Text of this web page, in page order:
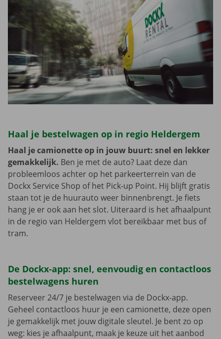
Haal je bestelwagen op in regio Heldergem
Haal je camionette op in jouw buurt: snel en lekker
gemakkelijk. Ben je met de auto? Laat deze dan
probleemloos achter op het parkeerterrein van de
Dockx Service Shop of het Pick-up Point. Hij blijft gratis
staan tot je de huurauto weer binnenbrengt. Je fiets
hang je er ook aan het slot. Uiteraard is het afhaalpunt
in de regio van Heldergem vlot bereikbaar met bus of
tram.
De Dockx-app: snel, eenvoudig en contactloos
bestelwagens huren
Reserveer 24/7 je bestelwagen via de Dockx-app.
Geheel contactloos huur je een camionette, deze open
je gemakkelijk met jouw digitale sleutel. Je bent zo op
weg: kies je afhaalpunt, maak je keuze uit het aanbod